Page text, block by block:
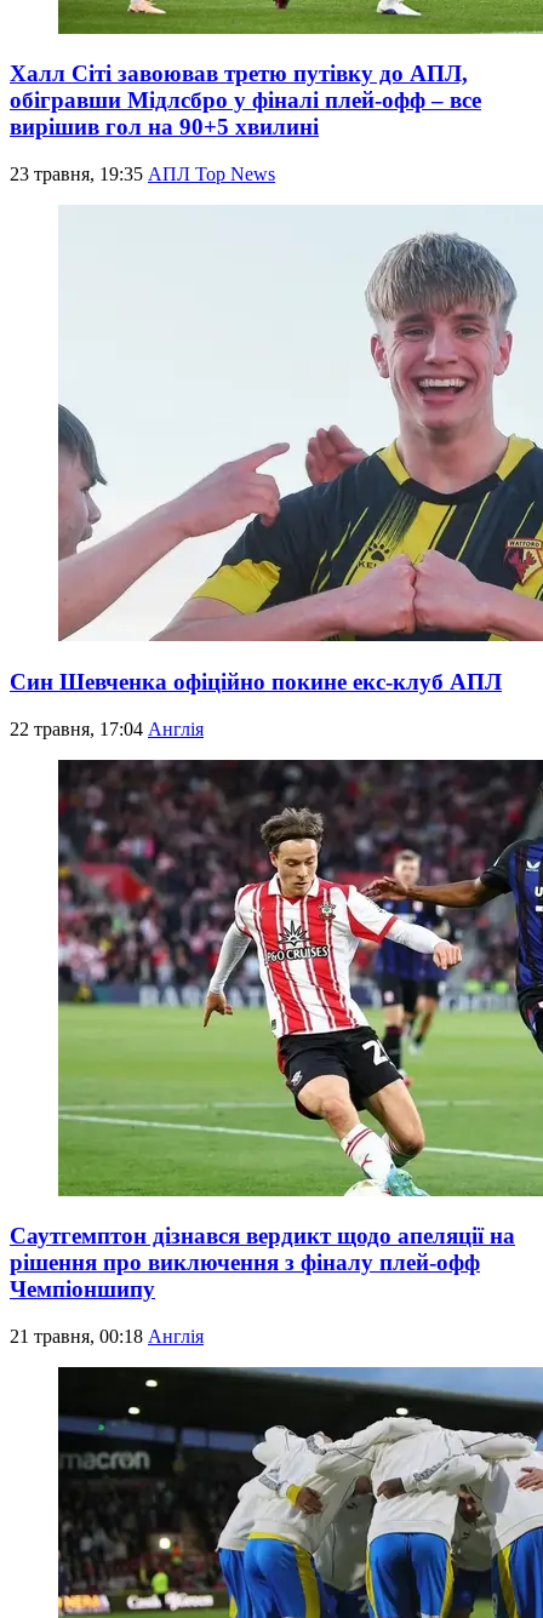
Халл Сіті завоював третю путівку до АПЛ,
обігравши Мідлсбро у фіналі плей-офф – все
вирішив гол на 90+5 хвилині
23 травня, 19:35 АПЛ Top News
Син Шевченка офіційно покине екс-клуб АПЛ
22 травня, 17:04 Англія
Саутгемптон дізнався вердикт щодо апеляції на
рішення про виключення з фіналу плей-офф
Чемпіоншипу
21 травня, 00:18 Англія